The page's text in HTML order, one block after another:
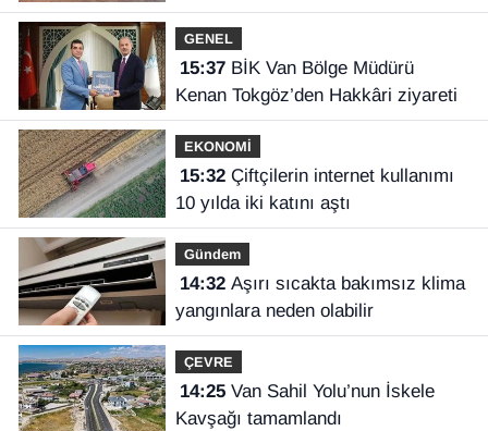
GENEL
15:37BİK Van Bölge Müdürü
Kenan Tokgöz’den Hakkâri ziyareti
EKONOMİ
15:32Çiftçilerin internet kullanımı
10 yılda iki katını aştı
Gündem
14:32Aşırı sıcakta bakımsız klima
yangınlara neden olabilir
ÇEVRE
14:25Van Sahil Yolu’nun İskele
Kavşağı tamamlandı